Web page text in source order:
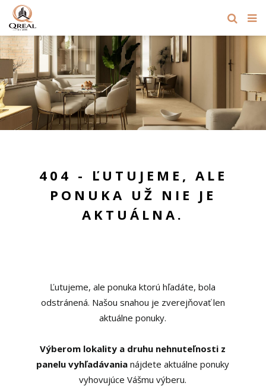
404 - ĽUTUJEME, ALE
PONUKA UŽ NIE JE
AKTUÁLNA.
Ľutujeme, ale ponuka ktorú hľadáte, bola
odstránená. Našou snahou je zverejňovať len
aktuálne ponuky.
Výberom lokality a druhu nehnuteľnosti z
panelu vyhľadávania nájdete aktuálne ponuky
vyhovujúce Vášmu výberu.